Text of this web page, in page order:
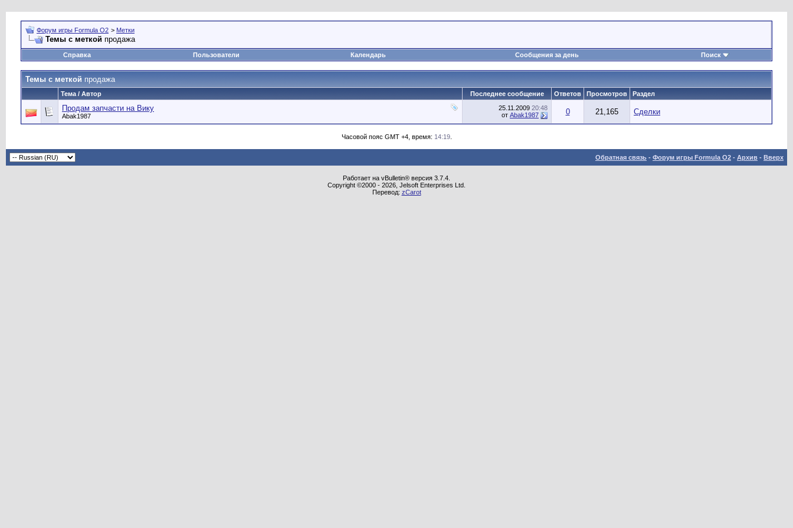
Форум игры Formula O2 > Метки
Темы с меткой продажа
Справка Пользователи Календарь Сообщения за день Поиск
Темы с меткой продажа
Тема / Автор Последнее сообщение Ответов Просмотров Раздел
Продам запчасти на Вику
Abak1987
25.11.2009 20:48
от Abak1987 0 21,165 Сделки
Часовой пояс GMT +4, время: 14:19.
Обратная связь - Форум игры Formula O2 - Архив - Вверх
Работает на vBulletin® версия 3.7.4.
Copyright ©2000 - 2026, Jelsoft Enterprises Ltd.
Перевод: zCarot